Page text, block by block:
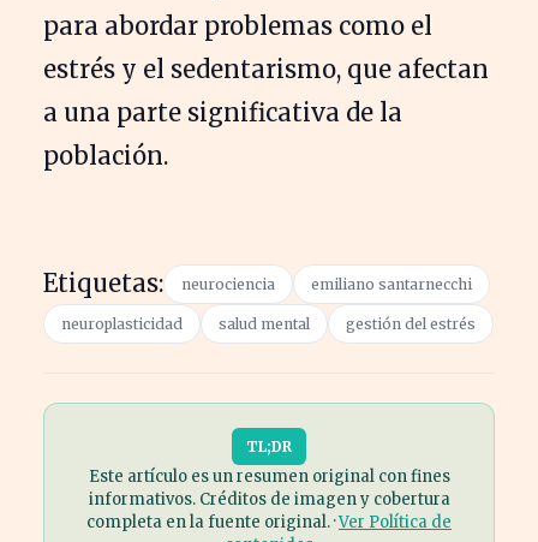
para abordar problemas como el
estrés y el sedentarismo, que afectan
a una parte significativa de la
población.
Etiquetas: neurociencia emiliano santarnecchi
neuroplasticidad salud mental gestión del estrés
TL;DR
Este artículo es un resumen original con fines
informativos. Créditos de imagen y cobertura
completa en la fuente original. ·Ver Política de